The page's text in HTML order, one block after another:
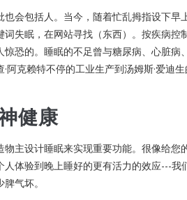
也会包括人。当今，随着忙乱拇指设下
词失眠，在网站寻找（东西）。按疾病
惊恐的。睡眠的不足曾与糖尿病、心脏病
·阿克赖特不停的工业生产到汤姆斯·爱
健康
物主设计睡眠来实现重要功能。很像给
人体验到晚上睡好的更有活力的效应---
气坏。